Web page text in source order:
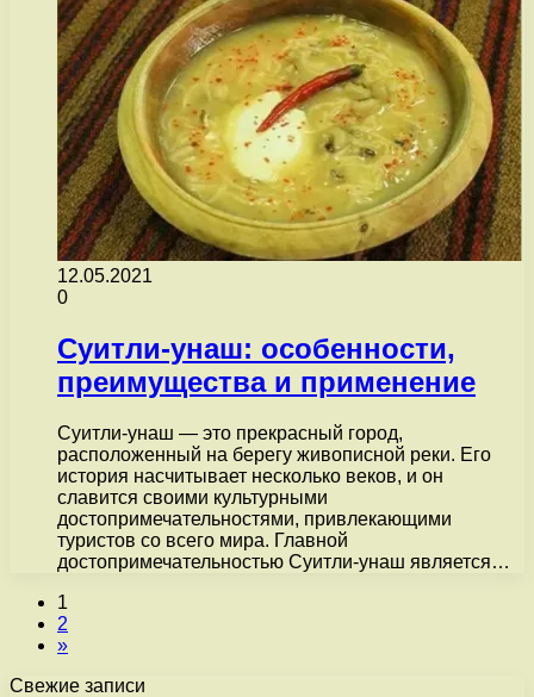
12.05.2021
0
Суитли-унаш: особенности,
преимущества и применение
Суитли-унаш — это прекрасный город,
расположенный на берегу живописной реки. Его
история насчитывает несколько веков, и он
славится своими культурными
достопримечательностями, привлекающими
туристов со всего мира. Главной
достопримечательностью Суитли-унаш является…
1
2
»
Свежие записи